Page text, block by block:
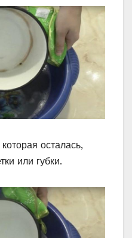
осталась,
или губки.